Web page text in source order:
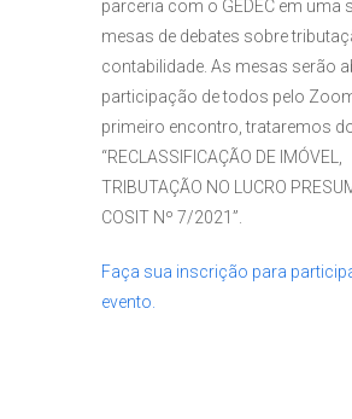
parceria com o GEDEC em uma
mesas de debates sobre
contabilidade. As mesas serão
participação de todos pelo
primeiro encontro, trataremos
“RECLASSIFICAÇÃO DE IMÓVEL,
TRIBUTAÇÃO NO LUCRO
COSIT Nº 7/2021”.
Faça sua inscrição para
evento.